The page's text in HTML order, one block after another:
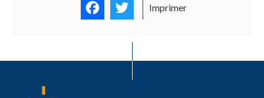
FacebookTwitter
Imprimer